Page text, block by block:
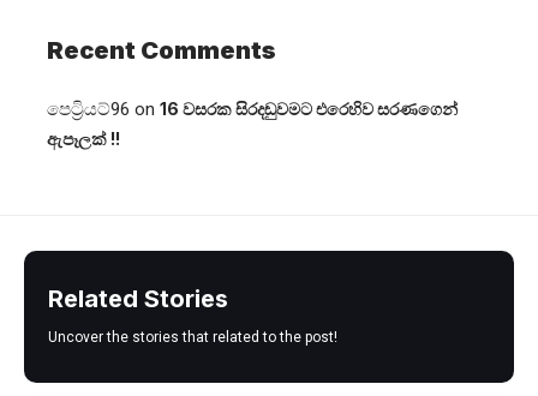
Recent Comments
පෙට්‍රියට්96 on 16 වසරක සිරදඬුවමට එරෙහිව සරණගෙන්
ඇපෑලක් !!
Related Stories
Uncover the stories that related to the post!